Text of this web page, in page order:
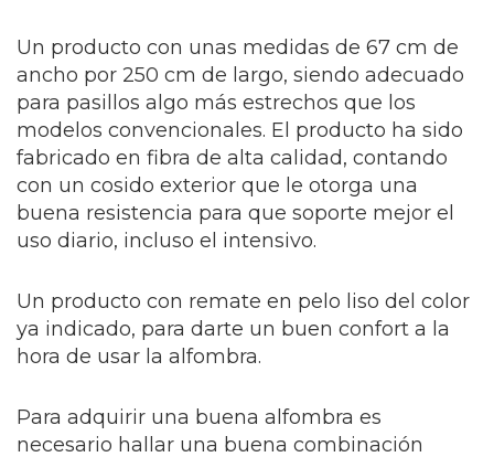
Un producto con unas medidas de 67 cm de
ancho por 250 cm de largo, siendo adecuado
para pasillos algo más estrechos que los
modelos convencionales. El producto ha sido
fabricado en fibra de alta calidad, contando
con un cosido exterior que le otorga una
buena resistencia para que soporte mejor el
uso diario, incluso el intensivo.
Un producto con remate en pelo liso del color
ya indicado, para darte un buen confort a la
hora de usar la alfombra.
Para adquirir una buena alfombra es
necesario hallar una buena combinación